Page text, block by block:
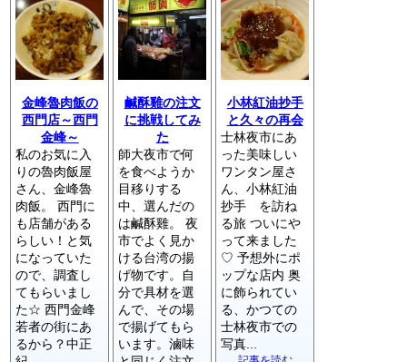
金峰魯肉飯の
西門店～西門
金峰～
私のお気に入
りの魯肉飯屋
さん、金峰魯
肉飯。 西門に
も店舗がある
らしい！と気
になっていた
ので、調査し
てもらいまし
た☆ 西門金峰
若者の街にあ
るから？中正
鹹酥雞の注文
に挑戦してみ
た
師大夜市で何
を食べようか
目移りする
中、選んだの
は鹹酥雞。 夜
市でよく見か
ける台湾の揚
げ物です。自
分で具材を選
んで、その場
で揚げてもら
います。滷味
小林紅油抄手
と久々の再会
士林夜市にあ
った美味しい
ワンタン屋さ
ん、小林紅油
抄手 を訪ね
る旅 ついにや
って来ました
♡ 予想外にポ
ップな店内 奥
に飾られてい
る、かつての
士林夜市での
写真...